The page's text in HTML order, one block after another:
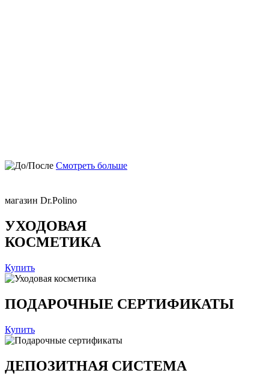
Смотреть больше
магазин Dr.Polino
УХОДОВАЯ
КОСМЕТИКА
Купить
ПОДАРОЧНЫЕ СЕРТИФИКАТЫ
Купить
ДЕПОЗИТНАЯ СИСТЕМА